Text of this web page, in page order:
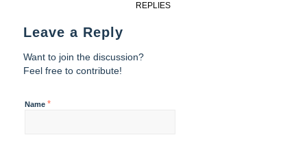
REPLIES
Leave a Reply
Want to join the discussion?
Feel free to contribute!
Name *